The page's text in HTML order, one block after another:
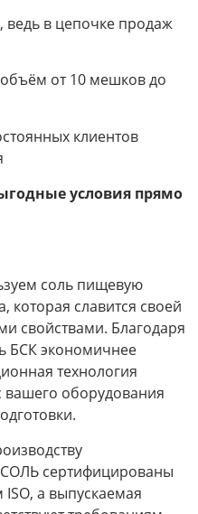
в цепочке продаж
от 10 мешков до
клиентов
условия прямо
соль пищевую
которая славится своей
свойствами. Благодаря
БСК экономичнее
технология
вашего оборудования
сертифицированы
а выпускаемая